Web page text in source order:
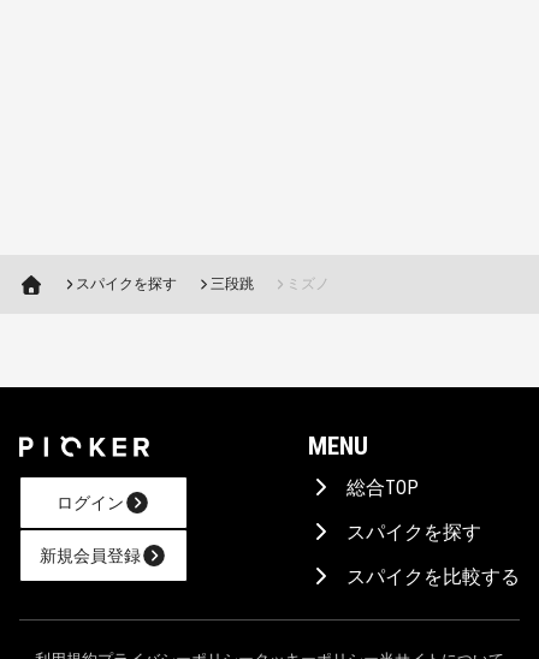
AIに相談！
スパイクを探す 三段跳 ミズノ
ログイン
新規会員登録
MENU
総合TOP
スパイクを探す
スパイクを比較する